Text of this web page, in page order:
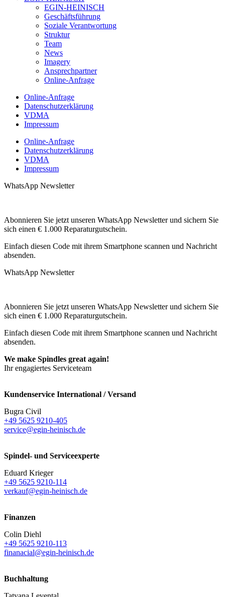
EGIN-HEINISCH
Geschäftsführung
Soziale Verantwortung
Struktur
Team
News
Imagery
Ansprechpartner
Online-Anfrage
Online-Anfrage
Datenschutzerklärung
VDMA
Impressum
Online-Anfrage
Datenschutzerklärung
VDMA
Impressum
WhatsApp Newsletter
Abonnieren Sie jetzt unseren WhatsApp Newsletter und sichern Sie
sich einen € 1.000 Reparaturgutschein.
Einfach diesen Code mit ihrem Smartphone scannen und Nachricht
absenden.
WhatsApp Newsletter
Abonnieren Sie jetzt unseren WhatsApp Newsletter und sichern Sie
sich einen € 1.000 Reparaturgutschein.
Einfach diesen Code mit ihrem Smartphone scannen und Nachricht
absenden.
We make Spindles great again!
Ihr engagiertes Serviceteam
Kundenservice International / Versand
Bugra Civil
+49 5625 9210-405
service@egin-heinisch.de
Spindel- und Serviceexperte
Eduard Krieger
+49 5625 9210-114
verkauf@egin-heinisch.de
Finanzen
Colin Diehl
+49 5625 9210-113
finanacial@egin-heinisch.de
Buchhaltung